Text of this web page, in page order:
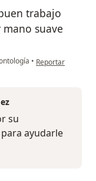
trabajo
suave
• en opinión del
Reportar
su
ayudarle